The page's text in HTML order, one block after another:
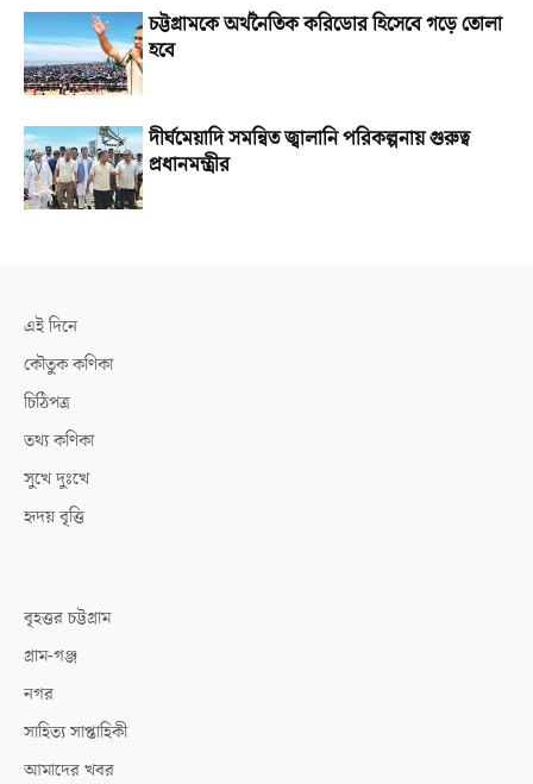
চট্টগ্রামকে অর্থনৈতিক করিডোর হিসেবে গড়ে তোলা
হবে
দীর্ঘমেয়াদি সমন্বিত জ্বালানি পরিকল্পনায় গুরুত্ব
প্রধানমন্ত্রীর
এই দিনে
কৌতুক কণিকা
চিঠিপত্র
তথ্য কণিকা
সুখে দুঃখে
হৃদয় বৃত্তি
বৃহত্তর চট্টগ্রাম
গ্রাম-গঞ্জ
নগর
সাহিত্য সাপ্তাহিকী
আমাদের খবর